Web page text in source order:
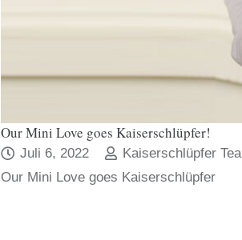
Our Mini Love goes Kaiserschlüpfer!
Juli 6, 2022
Kaiserschlüpfer
Our Mini Love goes Kaiserschlüpfer